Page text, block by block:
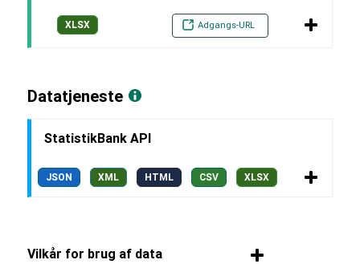
XLSX Adgangs-URL
Datatjeneste
StatistikBank API
JSON XML HTML CSV XLSX
Vilkår for brug af data